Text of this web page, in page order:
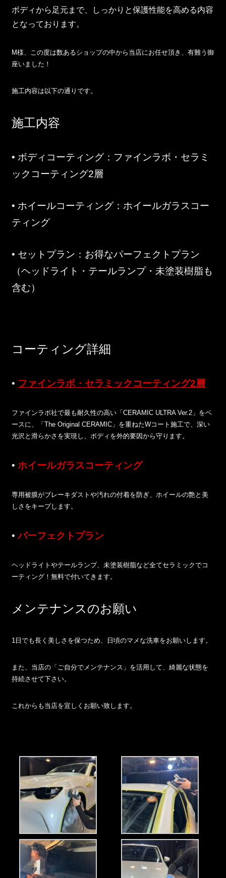
ボディから足元まで、しっかりと保護性能を高める内容
となっております。
M様、この度は数あるショップの中から当店にお任せ頂き、有難う御
座いました！
施工内容は以下の通りです。
施工内容
• ボディコーティング：ファインラボ・セラミ
ックコーティング2層
• ホイールコーティング：ホイールガラスコー
ティング
• セットプラン ：お得なパーフェクトプラン
（ヘッドライト・テールランプ・未塗装樹脂も
含む）
コーティング詳細
• ファインラボ・セラミックコーティング2層
ファインラボ社で最も耐久性の高い「CERAMIC ULTRA Ver.2」をベ
ースに、「The Original CERAMIC」を重ねたWコート施工で、深い
光沢と滑らかさを実現し、ボディを外的要因から守ります。
•ホイールガラスコーティング
専用被膜がブレーキダストや汚れの付着を防ぎ、ホイールの艶と美
しさをキープします。
•パーフェクトプラン
ヘッドライトやテールランプ、未塗装樹脂など全てセラミックでコ
ーティング！無料で付いてきます。
メンテナンスのお願い
1日でも長く美しさを保つため、日頃のマメな洗車をお願いします。
また、当店の「ご自分でメンテナンス」を活用して、綺麗な状態を
持続させて下さい。
これからも当店を宜しくお願い致します。